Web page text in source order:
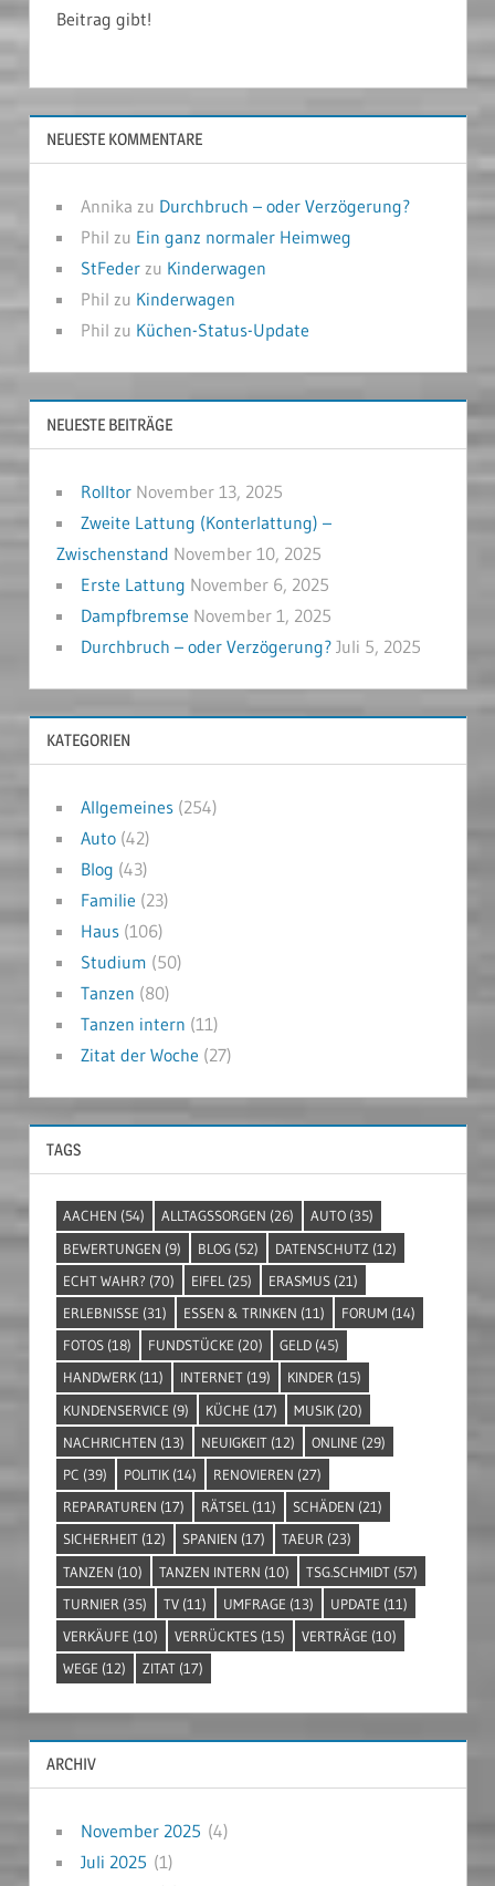
Beitrag gibt!
NEUESTE KOMMENTARE
Annika zu Durchbruch – oder Verzögerung?
Phil zu Ein ganz normaler Heimweg
StFederzu Kinderwagen
Phil zu Kinderwagen
Phil zu Küchen-Status-Update
NEUESTE BEITRÄGE
Rolltor November 13, 2025
Zweite Lattung (Konterlattung) –
Zwischenstand November 10, 2025
Erste Lattung November 6, 2025
Dampfbremse November 1, 2025
Durchbruch – oder Verzögerung? Juli 5, 2025
KATEGORIEN
Allgemeines(254)
Auto(42)
Blog (43)
Familie (23)
Haus(106)
Studium (50)
Tanzen (80)
Tanzen intern (11)
Zitat der Woche (27)
TAGS
AACHEN (54) ALLTAGSSORGEN (26) AUTO (35)
BEWERTUNGEN (9) BLOG (52) DATENSCHUTZ (12)
ECHT WAHR? (70) EIFEL (25) ERASMUS (21)
ERLEBNISSE (31) ESSEN & TRINKEN (11) FORUM (14)
FOTOS (18) FUNDSTÜCKE (20) GELD (45)
HANDWERK (11) INTERNET (19) KINDER (15)
KUNDENSERVICE (9) KÜCHE (17) MUSIK (20)
NACHRICHTEN (13) NEUIGKEIT (12) ONLINE (29)
PC (39) POLITIK (14) RENOVIEREN (27)
REPARATUREN (17) RÄTSEL (11) SCHÄDEN (21)
SICHERHEIT (12) SPANIEN (17) TAEUR (23)
TANZEN (10) TANZEN INTERN (10) TSG.SCHMIDT (57)
TURNIER (35) TV (11) UMFRAGE (13) UPDATE (11)
VERKÄUFE (10) VERRÜCKTES (15) VERTRÄGE (10)
WEGE (12) ZITAT (17)
ARCHIV
November 2025 (4)
Juli 2025 (1)